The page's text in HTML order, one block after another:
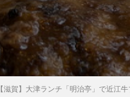
【滋賀】大津ランチ「明治亭」で近江